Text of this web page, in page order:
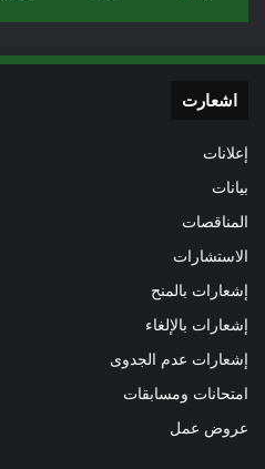
اشعارت
إعلانات
بيانات
المناقصات
الاستشارات
إشعارات بالمنح
إشعارات بالإلغاء
إشعارات عدم الجدوى
امتحانات ومسابقات
عروض عمل